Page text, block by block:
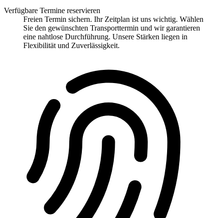
Verfügbare Termine reservieren
Freien Termin sichern. Ihr Zeitplan ist uns wichtig. Wählen
Sie den gewünschten Transporttermin und wir garantieren
eine nahtlose Durchführung. Unsere Stärken liegen in
Flexibilität und Zuverlässigkeit.